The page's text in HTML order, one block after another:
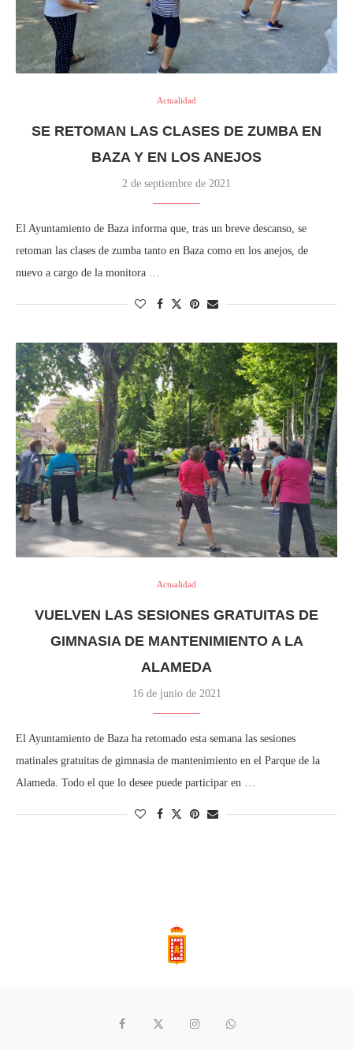
Actualidad
SE RETOMAN LAS CLASES DE ZUMBA EN
BAZA Y EN LOS ANEJOS
2 de septiembre de 2021
El Ayuntamiento de Baza informa que, tras un breve descanso, se
retoman las clases de zumba tanto en Baza como en los anejos, de
nuevo a cargo de la monitora …
Actualidad
VUELVEN LAS SESIONES GRATUITAS DE
GIMNASIA DE MANTENIMIENTO A LA
ALAMEDA
16 de junio de 2021
El Ayuntamiento de Baza ha retomado esta semana las sesiones
matinales gratuitas de gimnasia de mantenimiento en el Parque de la
Alameda. Todo el que lo desee puede participar en …